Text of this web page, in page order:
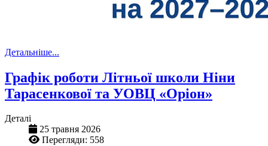
Детальніше...
Графік роботи Літньої школи Ніни
Тарасенкової та УОВЦ «Оріон»
Деталі
25 травня 2026
Перегляди: 558